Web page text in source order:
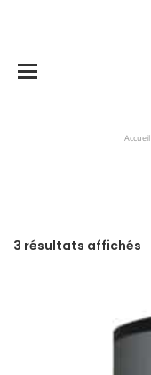
Accueil
3 résultats affichés